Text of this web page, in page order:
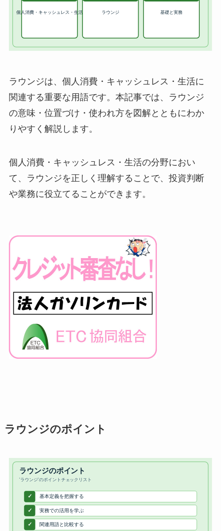
ラウンジは、個人消費・キャッシュレス・生活に
関連する重要な用語です。本記事では、ラウンジ
の意味・位置づけ・使われ方を図解とともにわか
りやすく解説します。
個人消費・キャッシュレス・生活の分野におい
て、ラウンジを正しく理解することで、投資判断
や業務に役立てることができます。
ラウンジのポイント